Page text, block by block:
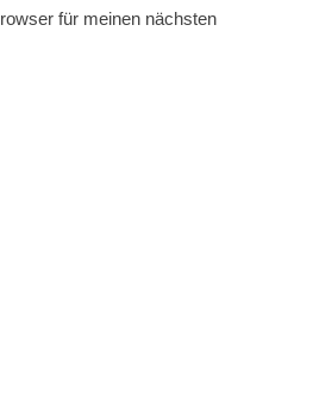
für meinen nächsten